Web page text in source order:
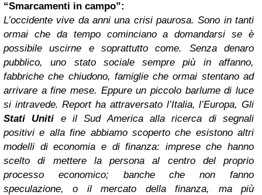
“Smarcamenti in campo”:
L’occidente vive da anni una crisi paurosa. Sono in tanti
ormai che da tempo cominciano a domandarsi se è
possibile uscirne e soprattutto come. Senza denaro
pubblico, uno stato sociale sempre più in affanno,
fabbriche che chiudono, famiglie che ormai stentano ad
arrivare a fine mese. Eppure un piccolo barlume di luce
si intravede. Report ha attraversato l’Italia, l’Europa, Gli
Stati Uniti e il Sud America alla ricerca di segnali
positivi e alla fine abbiamo scoperto che esistono altri
modelli di economia e di finanza: imprese che hanno
scelto di mettere la persona al centro del proprio
processo economico; banche che non fanno
speculazione, o il mercato della finanza, ma più